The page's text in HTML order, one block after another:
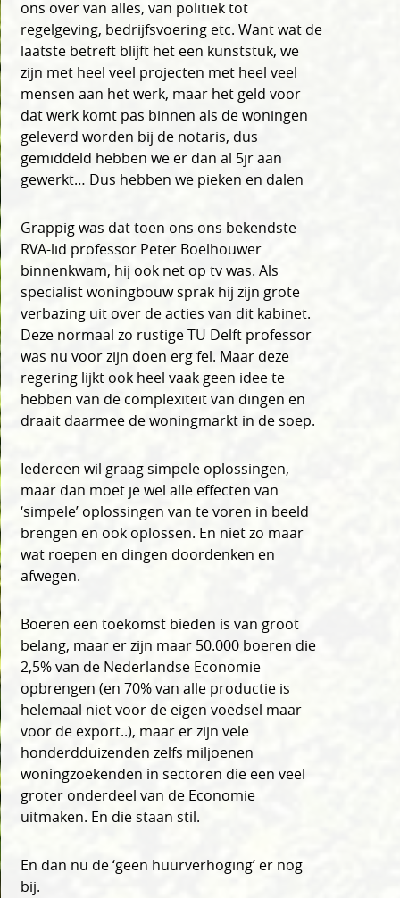
ons over van alles, van politiek tot
regelgeving, bedrijfsvoering etc. Want wat de
laatste betreft blijft het een kunststuk, we
zijn met heel veel projecten met heel veel
mensen aan het werk, maar het geld voor
dat werk komt pas binnen als de woningen
geleverd worden bij de notaris, dus
gemiddeld hebben we er dan al 5jr aan
gewerkt… Dus hebben we pieken en dalen
Grappig was dat toen ons ons bekendste
RVA-lid professor Peter Boelhouwer
binnenkwam, hij ook net op tv was. Als
specialist woningbouw sprak hij zijn grote
verbazing uit over de acties van dit kabinet.
Deze normaal zo rustige TU Delft professor
was nu voor zijn doen erg fel. Maar deze
regering lijkt ook heel vaak geen idee te
hebben van de complexiteit van dingen en
draait daarmee de woningmarkt in de soep.
Iedereen wil graag simpele oplossingen,
maar dan moet je wel alle effecten van
‘simpele’ oplossingen van te voren in beeld
brengen en ook oplossen. En niet zo maar
wat roepen en dingen doordenken en
afwegen.
Boeren een toekomst bieden is van groot
belang, maar er zijn maar 50.000 boeren die
2,5% van de Nederlandse Economie
opbrengen (en 70% van alle productie is
helemaal niet voor de eigen voedsel maar
voor de export..), maar er zijn vele
honderdduizenden zelfs miljoenen
woningzoekenden in sectoren die een veel
groter onderdeel van de Economie
uitmaken. En die staan stil.
En dan nu de ‘geen huurverhoging’ er nog
bij.